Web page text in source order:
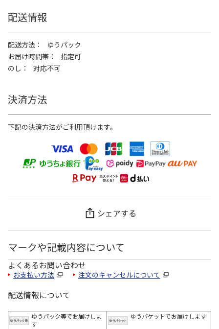
配送情報
配送方法
ゆうパック
お届け時間帯
指定可
のし
対応不可
決済方法
下記の決済方法がご利用頂けます。
シェアする
マークや記載内容について
よくあるお問い合わせ
お支払い方法 注文のキャンセルについて
配送情報について
ゆうパック等でお届けしま
す
ゆうパケットでお届けします